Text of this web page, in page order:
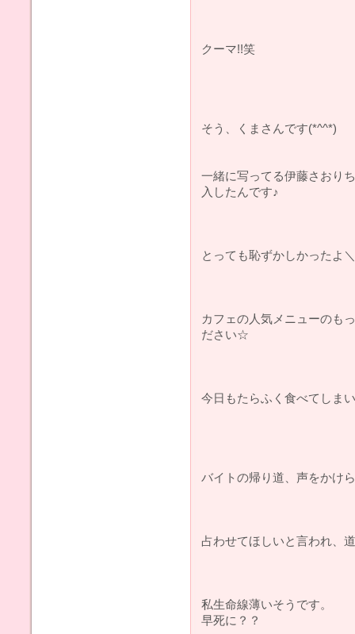
クーマ!!笑
そう、くまさんです(*^^*)
一緒に写ってる伊藤さおり
入したんです♪
とっても恥ずかしかったよ
カフェの人気メニューのも
ださい☆
今日もたらふく食べてしま
バイトの帰り道、声をかけ
占わせてほしいと言われ、
私生命線薄いそうです。
早死に？？